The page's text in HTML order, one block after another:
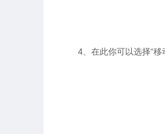
4、在此你可以选择“移